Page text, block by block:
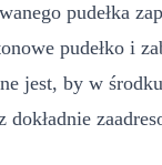
pudełka
pudełko i
jest, by w